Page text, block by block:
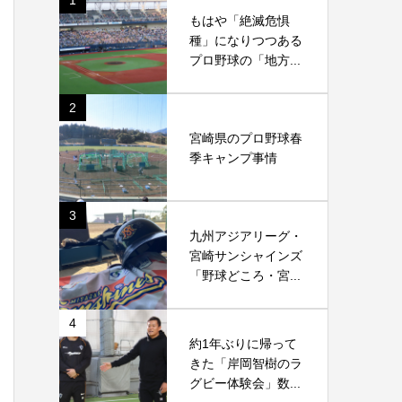
もはや「絶滅危惧
種」になりつつある
プロ野球の「地方...
2
宮崎県のプロ野球春
季キャンプ事情
3
九州アジアリーグ・
宮崎サンシャインズ
「野球どころ・宮...
4
約1年ぶりに帰って
きた「岸岡智樹のラ
グビー体験会」数...